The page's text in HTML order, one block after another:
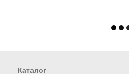
Каталог